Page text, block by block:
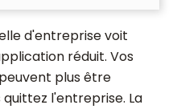
d'entreprise voit
réduit. Vos
plus être
l'entreprise. La